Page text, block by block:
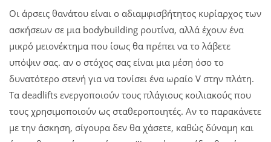
Οι άρσεις θανάτου είναι ο αδιαμφισβήτητος κυρίαρχος των
ασκήσεων σε μια bodybuilding ρουτίνα, αλλά έχουν ένα
μικρό μειονέκτημα που ίσως θα πρέπει να το λάβετε
υπόψιν σας. αν ο στόχος σας είναι μια μέση όσο το
δυνατότερο στενή για να τονίσει ένα ωραίο V στην πλάτη.
Τα deadlifts ενεργοποιούν τους πλάγιους κοιλιακούς που
τους χρησιμοποιούν ως σταθεροποιητές. Αν το παρακάνετε
με την άσκηση, σίγουρα δεν θα χάσετε, καθώς δύναμη και